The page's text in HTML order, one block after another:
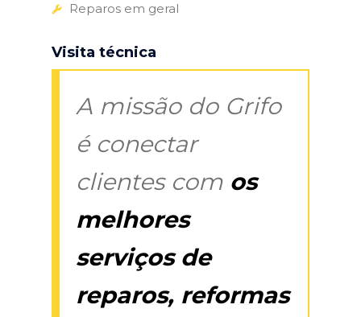
Reparos em geral
Visita técnica
A missão do Grifo
é conectar
clientes com os
melhores
serviços de
reparos, reformas